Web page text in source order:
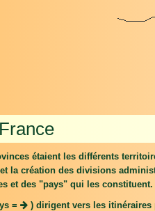
étaient les différents
la création des divisions
et des "pays" qui les constituent.
=
) dirigent vers les